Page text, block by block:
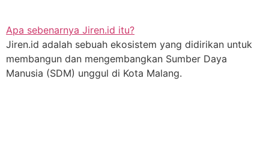
Apa sebenarnya Jiren.id itu?
Jiren.id adalah sebuah ekosistem yang didirikan untuk
membangun dan mengembangkan Sumber Daya
Manusia (SDM) unggul di Kota Malang.